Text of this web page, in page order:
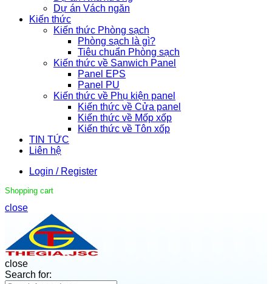
Dự án Vách ngăn
Kiến thức
Kiến thức Phòng sạch
Phòng sạch là gì?
Tiêu chuẩn Phòng sạch
Kiến thức về Sanwich Panel
Panel EPS
Panel PU
Kiến thức về Phụ kiện panel
Kiến thức về Cửa panel
Kiến thức về Mốp xốp
Kiến thức về Tôn xốp
TIN TỨC
Liên hệ
Login / Register
Shopping cart
close
close
Search for: